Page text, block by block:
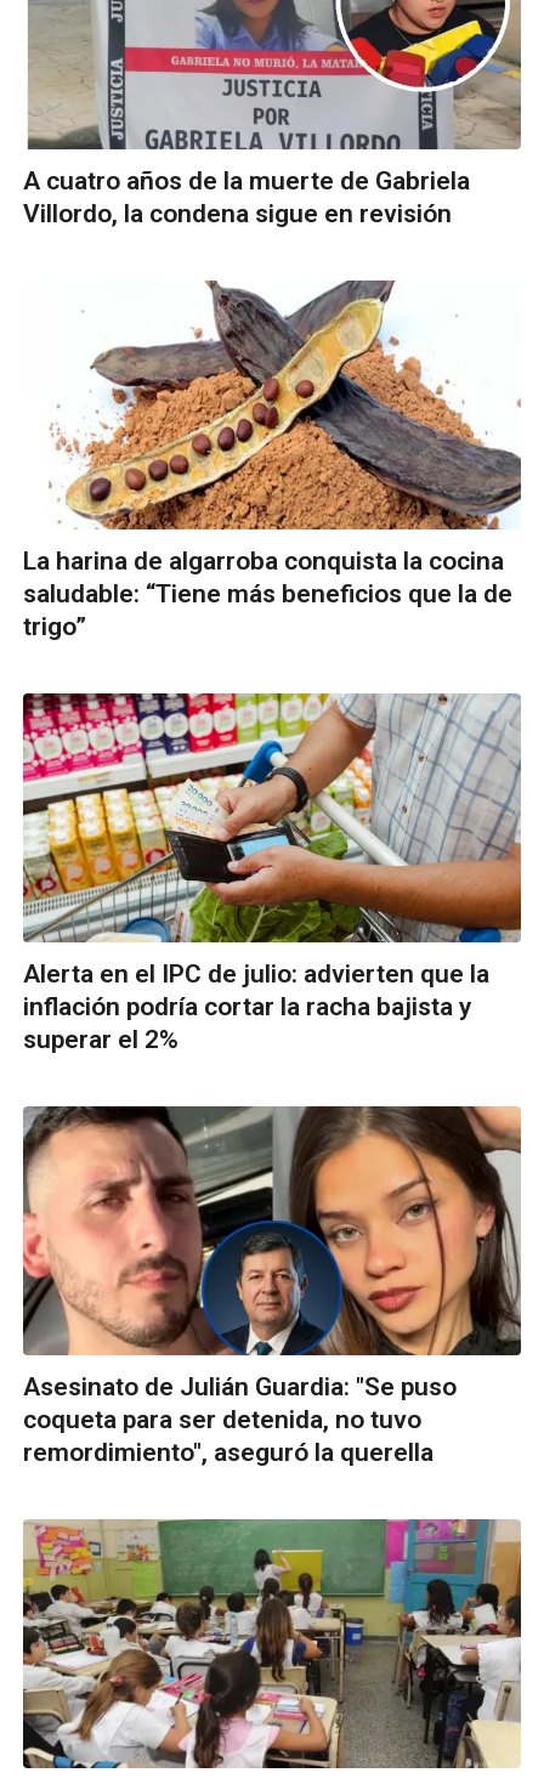
A cuatro años de la muerte de Gabriela
Villordo, la condena sigue en revisión
La harina de algarroba conquista la cocina
saludable: “Tiene más beneficios que la de
trigo”
Alerta en el IPC de julio: advierten que la
inflación podría cortar la racha bajista y
superar el 2%
Asesinato de Julián Guardia: "Se puso
coqueta para ser detenida, no tuvo
remordimiento", aseguró la querella